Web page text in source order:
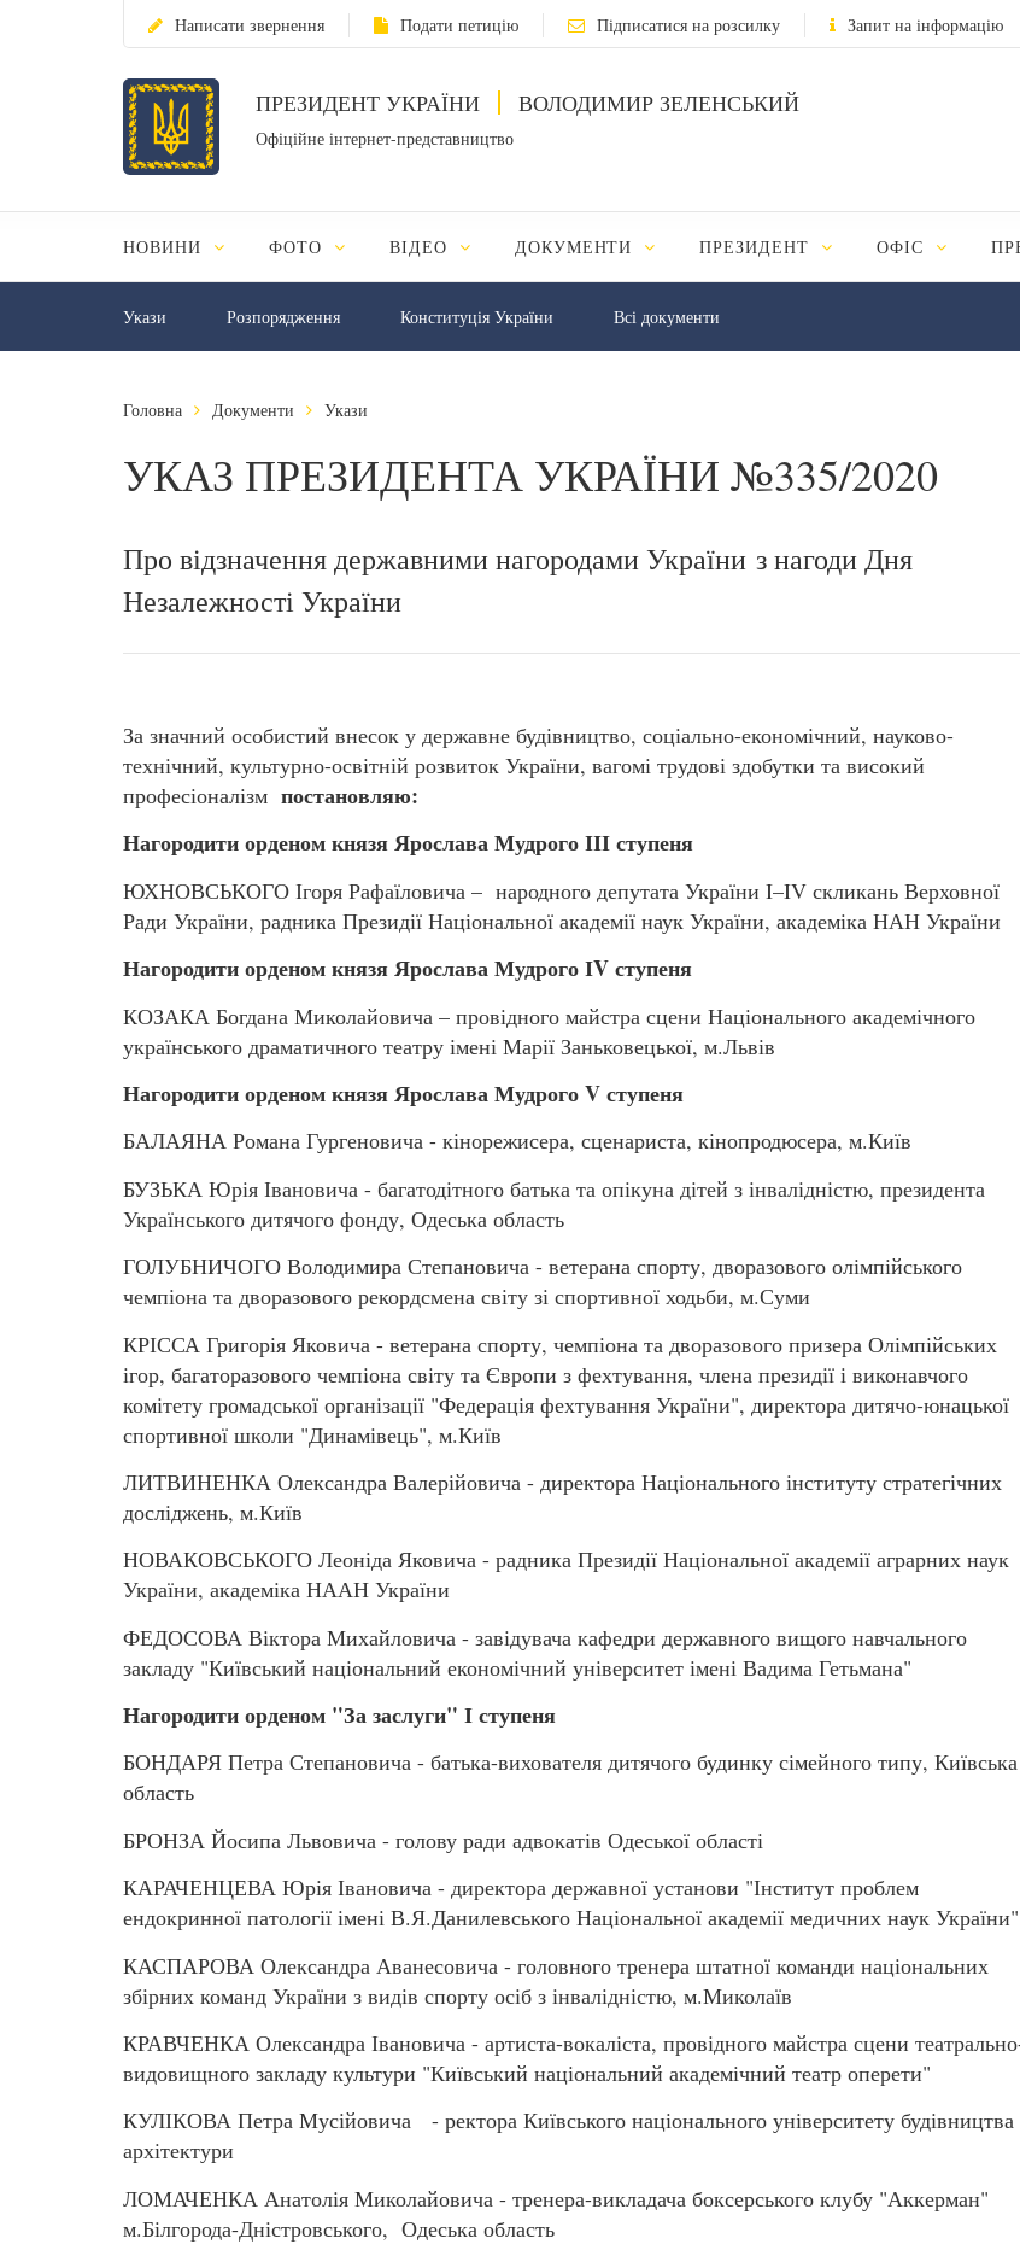
Написати звернення Подати петицію Підписатися на розсилку Запит на інформацію
ПРЕЗИДЕНТ УКРАЇНИ ВОЛОДИМИР ЗЕЛЕНСЬКИЙ
Офіційне інтернет-представництво
НОВИНИ ФОТО ВІДЕО ДОКУМЕНТИ ПРЕЗИДЕНТ ОФІС
Укази Розпорядження Конституція України Всі документи
Головна Документи Укази
УКАЗ ПРЕЗИДЕНТА УКРАЇНИ №335/2020
Про відзначення державними нагородами України з нагоди Дня
Незалежності України
За значний особистий внесок у державне будівництво, соціально-економічний, науково-
технічний, культурно-освітній розвиток України, вагомі трудові здобутки та високий
професіоналізм постановляю:
Нагородити орденом князя Ярослава Мудрого ІІІ ступеня
ЮХНОВСЬКОГО Ігоря Рафаїловича – народного депутата України I–IV скликань Верховної
Ради України, радника Президії Національної академії наук України, академіка НАН України
Нагородити орденом князя Ярослава Мудрого ІV ступеня
КОЗАКА Богдана Миколайовича – провідного майстра сцени Національного академічного
українського драматичного театру імені Марії Заньковецької, м.Львів
Нагородити орденом князя Ярослава Мудрого V ступеня
БАЛАЯНА Романа Гургеновича - кінорежисера, сценариста, кінопродюсера, м.Київ
БУЗЬКА Юрія Івановича - багатодітного батька та опікуна дітей з інвалідністю, президента
Українського дитячого фонду, Одеська область
ГОЛУБНИЧОГО Володимира Степановича - ветерана спорту, дворазового олімпійського
чемпіона та дворазового рекордсмена світу зі спортивної ходьби, м.Суми
КРІССА Григорія Яковича - ветерана спорту, чемпіона та дворазового призера Олімпійських
ігор, багаторазового чемпіона світу та Європи з фехтування, члена президії і виконавчого
комітету громадської організації "Федерація фехтування України", директора дитячо-юнацької
спортивної школи "Динамівець", м.Київ
ЛИТВИНЕНКА Олександра Валерійовича - директора Національного інституту стратегічних
досліджень, м.Київ
НОВАКОВСЬКОГО Леоніда Яковича - радника Президії Національної академії аграрних наук
України, академіка НААН України
ФЕДОСОВА Віктора Михайловича - завідувача кафедри державного вищого навчального
закладу "Київський національний економічний університет імені Вадима Гетьмана"
Нагородити орденом "За заслуги" І ступеня
БОНДАРЯ Петра Степановича - батька-вихователя дитячого будинку сімейного типу, Київська
область
БРОНЗА Йосипа Львовича - голову ради адвокатів Одеської області
КАРАЧЕНЦЕВА Юрія Івановича - директора державної установи "Інститут проблем
ендокринної патології імені В.Я.Данилевського Національної академії медичних наук України"
КАСПАРОВА Олександра Аванесовича - головного тренера штатної команди національних
збірних команд України з видів спорту осіб з інвалідністю, м.Миколаїв
КРАВЧЕНКА Олександра Івановича - артиста-вокаліста, провідного майстра сцени
видовищного закладу культури "Київський національний академічний театр оперети"
КУЛІКОВА Петра Мусійовича - ректора Київського національного університету будівництва
архітектури
ЛОМАЧЕНКА Анатолія Миколайовича - тренера-викладача боксерського клубу "Аккерман"
м.Білгорода-Дністровського, Одеська область